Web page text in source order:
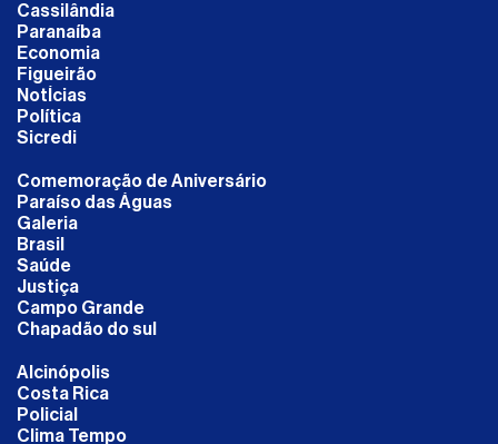
Cassilândia
Paranaíba
Economia
Figueirão
NotÍcias
Política
Sicredi
Comemoração de Aniversário
Paraíso das Águas
Galeria
Brasil
Saúde
Justiça
Campo Grande
Chapadão do sul
Alcinópolis
Costa Rica
Policial
Clima Tempo